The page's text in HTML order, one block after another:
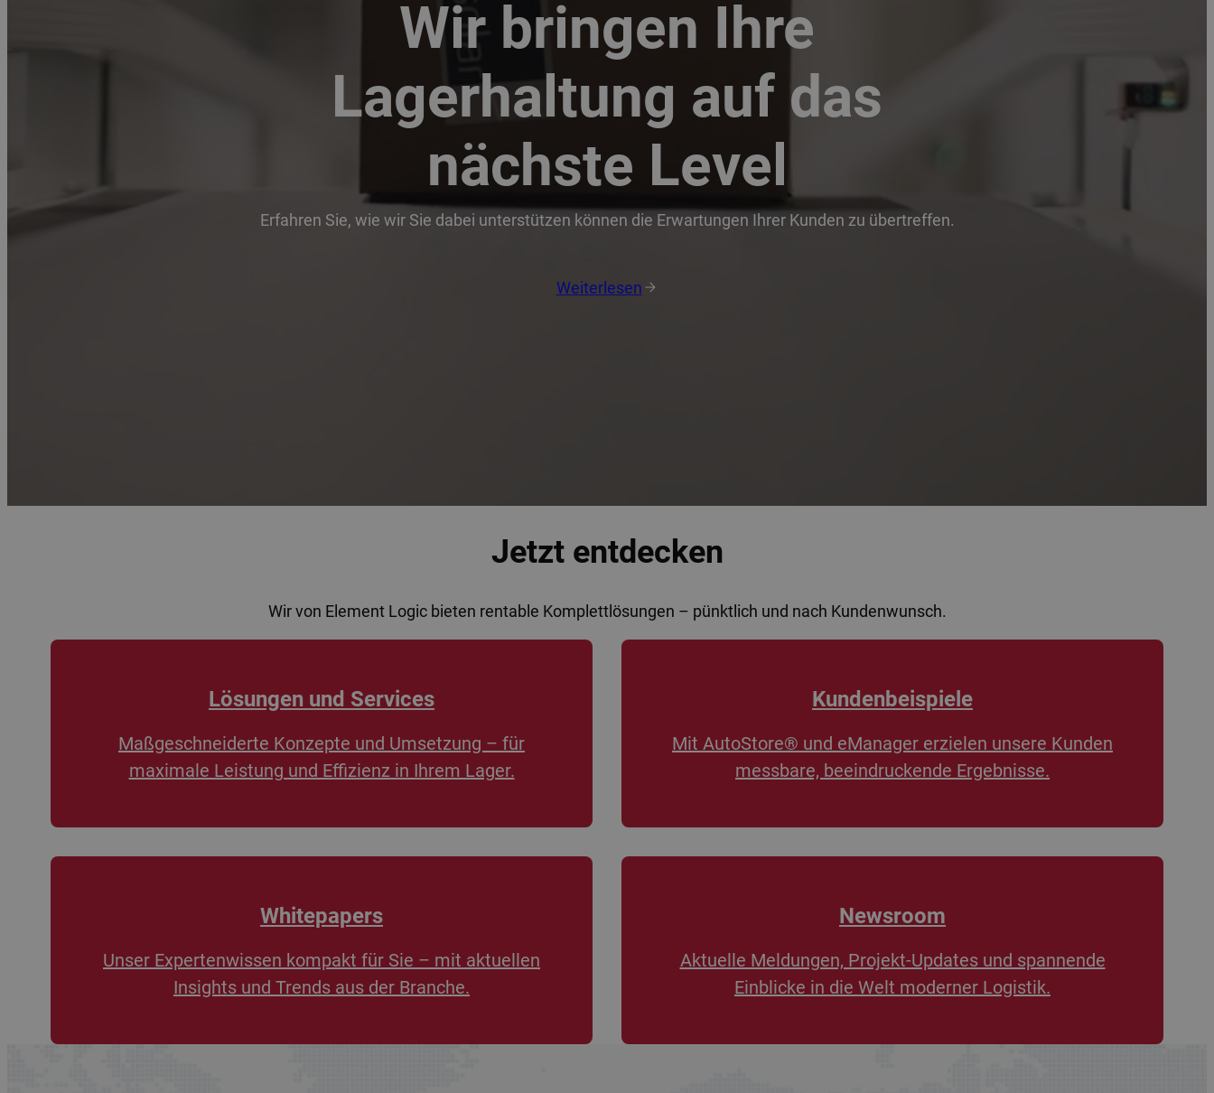
Wir bringen Ihre
Lagerhaltung auf das
nächste Level
Erfahren Sie, wie wir Sie dabei unterstützen können die Erwartungen Ihrer Kunden zu übertreffen.
Weiterlesen
Jetzt entdecken
Wir von Element Logic bieten rentable Komplettlösungen – pünktlich und nach Kundenwunsch.
Lösungen und Services
Maßgeschneiderte Konzepte und Umsetzung – für
maximale Leistung und Effizienz in Ihrem Lager.
Kundenbeispiele
Mit AutoStore® und eManager erzielen unsere Kunden
messbare, beeindruckende Ergebnisse.
Whitepapers
Unser Expertenwissen kompakt für Sie – mit aktuellen
Insights und Trends aus der Branche.
Newsroom
Aktuelle Meldungen, Projekt-Updates und spannende
Einblicke in die Welt moderner Logistik.